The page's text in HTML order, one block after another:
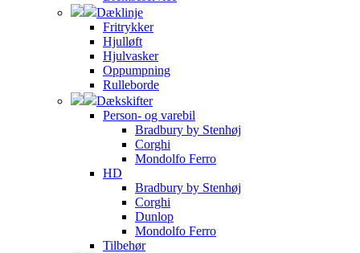
Dæklinje
Fritrykker
Hjulløft
Hjulvasker
Oppumpning
Rulleborde
Dækskifter
Person- og varebil
Bradbury by Stenhøj
Corghi
Mondolfo Ferro
HD
Bradbury by Stenhøj
Corghi
Dunlop
Mondolfo Ferro
Tilbehør